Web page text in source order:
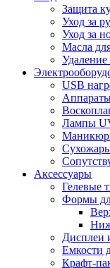
Защита
Уход за
Уход за
Масла
USB
Лампы
Аксессуары
Гелевые
Формы
Дисплеи
Емкости
Крафт-